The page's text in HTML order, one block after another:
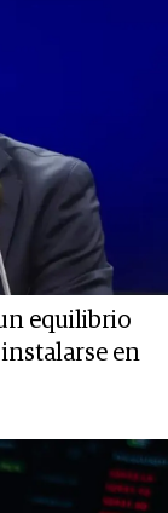
equilibrio
en